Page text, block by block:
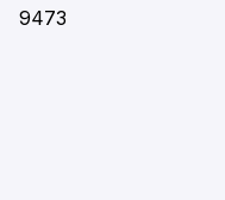
9473